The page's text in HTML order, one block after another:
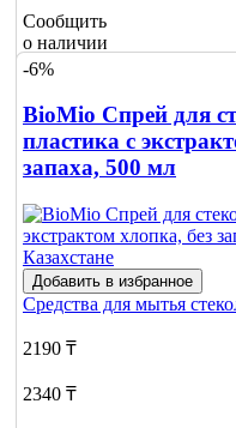
Сообщить
о наличии
-6%
BioMio Спрей для
пластика с
запаха, 500 мл
Добавить в избранное
Средства для мытья
2190 ₸
2340 ₸